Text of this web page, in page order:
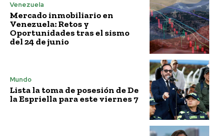
Venezuela
Mercado inmobiliario en
Venezuela: Retos y
Oportunidades tras el sismo
del 24 de junio
Mundo
Lista la toma de posesión de De
la Espriella para este viernes 7